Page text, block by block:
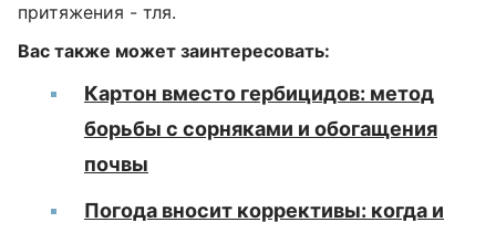
притяжения - тля.
Вас также может заинтересовать:
Картон вместо гербицидов: метод
борьбы с сорняками и обогащения
почвы
Погода вносит коррективы: когда и